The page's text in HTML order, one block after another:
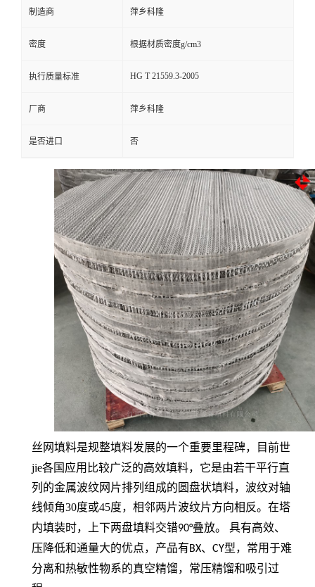
言
制造商 萍乡科隆
密度 根据材质密度g/cm3
执行质量标准 HG T 21559.3-2005
厂商 萍乡科隆
是否进口 否
丝网填料是规整填料发展的一个重要里程碑，
目前世
jie各国应用比较广泛的高效填料，它是由若干平行直
列的金属波纹网片排列组成的圆盘状填料，波纹对轴
线倾角30度或45度，相邻两片波纹片方向相反。 在塔
内填装时，上下两盘填料交错90°叠放。 具有高效、
压降低和通量大的优点，产品有 BX、 CY型，常用于难
分离和热敏性物系的真空精馏， 常压精馏和吸引过